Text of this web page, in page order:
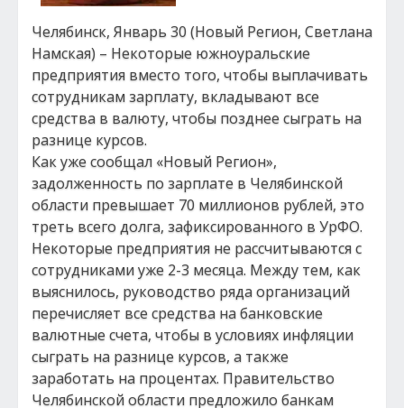
Челябинск, Январь 30 (Новый Регион, Светлана
Намская) – Некоторые южноуральские
предприятия вместо того, чтобы выплачивать
сотрудникам зарплату, вкладывают все
средства в валюту, чтобы позднее сыграть на
разнице курсов.
Как уже сообщал «Новый Регион»,
задолженность по зарплате в Челябинской
области превышает 70 миллионов рублей, это
треть всего долга, зафиксированного в УрФО.
Некоторые предприятия не рассчитываются с
сотрудниками уже 2-3 месяца. Между тем, как
выяснилось, руководство ряда организаций
перечисляет все средства на банковские
валютные счета, чтобы в условиях инфляции
сыграть на разнице курсов, а также
заработать на процентах. Правительство
Челябинской области предложило банкам